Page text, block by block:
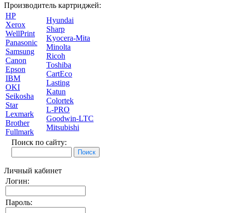
Производитель картриджей:
HP
Xerox
WellPrint
Panasonic
Samsung
Canon
Epson
IBM
OKI
Seikosha
Star
Lexmark
Brother
Fullmark
Hyundai
Sharp
Kyocera-Mita
Minolta
Ricoh
Toshiba
CartEco
Lasting
Katun
Colortek
L-PRO
Goodwin-LTC
Mitsubishi
Поиск по сайту:
Личный кабинет
Логин:
Пароль: